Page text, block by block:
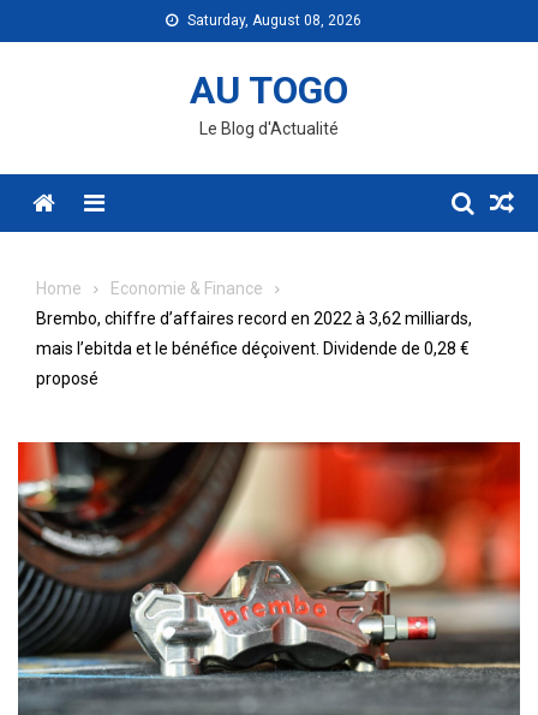
to
Saturday, August 08, 2026
AU TOGO
Le Blog d'Actualité
Menu
Home
Economie & Finance
Brembo, chiffre d’affaires record en 2022 à 3,62 milliards,
mais l’ebitda et le bénéfice déçoivent. Dividende de 0,28 €
proposé